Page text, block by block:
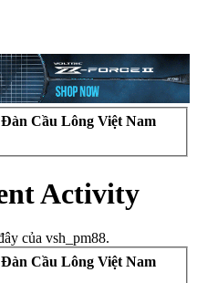
Cầu Lông Việt Nam
Activity
của vsh_pm88.
Cầu Lông Việt Nam